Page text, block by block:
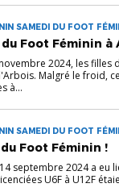
SAMEDI DU FOOT
Foot Féminin à
2024, les filles
Malgré le froid,
à...
SAMEDI DU FOOT
Foot Féminin !
septembre 2024 a eu
U6F à U12F